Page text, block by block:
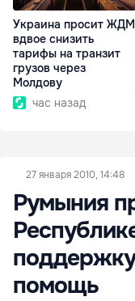
Украина просит ЖДМ
вдвое снизить
тарифы на транзит
грузов через
Молдову
час назад
27 января 2010, 14:48
Румыния
помощь